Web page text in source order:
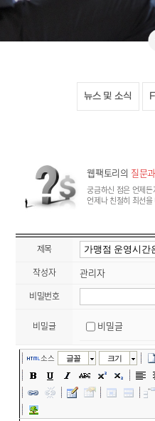
뉴스 및 소식
웹팩토리의 질문
궁금하신 점은 언제
언제나 친절히 최선
제목
작성자
관리자
비밀번호
비밀글 비밀글
소스 글꼴 크기